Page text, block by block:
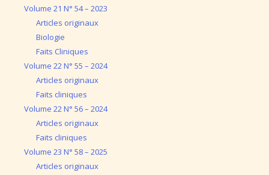
Volume 21 N° 54 – 2023
Articles originaux
Biologie
Faits Cliniques
Volume 22 N° 55 – 2024
Articles originaux
Faits cliniques
Volume 22 N° 56 – 2024
Articles originaux
Faits cliniques
Volume 23 N° 58 – 2025
Articles originaux